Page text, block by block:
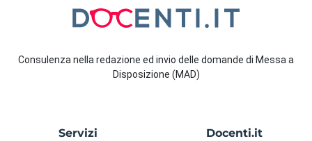
Consulenza nella redazione ed invio delle domande di Messa a
Disposizione (MAD)
Servizi Docenti.it